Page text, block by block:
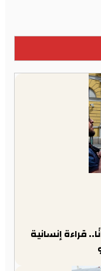
قراءة إنسانية